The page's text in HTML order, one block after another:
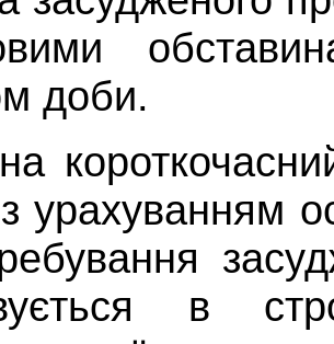
доби.
з урахуванням
в